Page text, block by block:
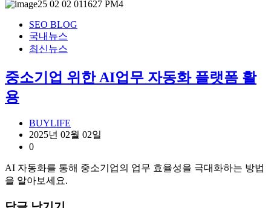
SEO BLOG
국내뉴스
최신뉴스
중소기업 위한 AI업무 자동화 플랫폼 활
용
BUYLIFE
2025년 02월 02일
0
AI 자동화를 통해 중소기업의 업무 효율성을 극대화하는 방법
을 알아보세요.